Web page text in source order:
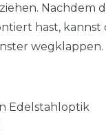
Nachdem
hast, kannst
wegklappen.
Edelstahloptik